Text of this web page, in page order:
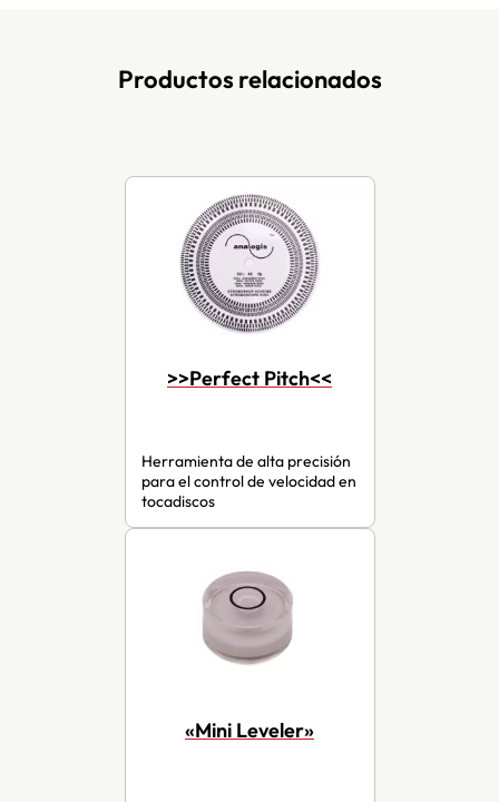
Productos relacionados
>>Perfect Pitch<<
Herramienta de alta precisión
para el control de velocidad en
tocadiscos
«Mini Leveler»